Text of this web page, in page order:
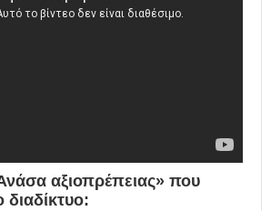
αξιοπρέπειας» που
διαδίκτυο: